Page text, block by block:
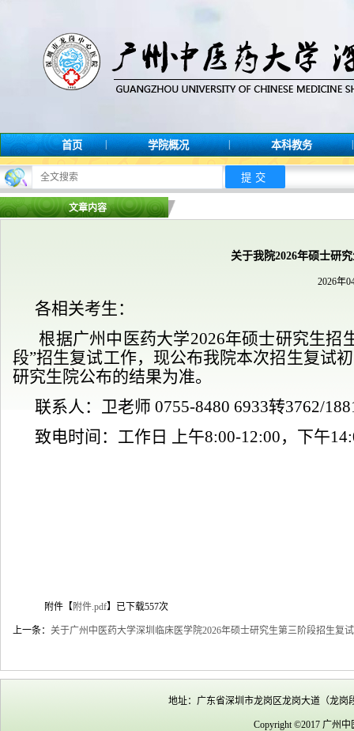
首页 | 学院概况 | 本科教务 |
文章内容
关于我院2026年硕士研
2026年
各相关考生：
根据广州中医药大学2026年硕士研究生招
段”招生复试工作，现公布我院本次招生复试
研究生院公布的结果为准。
联系人：卫老师 0755-8480 6933转3762/
致电时间：工作日
上午8:00-12:00， 下午
附件【附件.pdf】已下载557次
上一条： 关于广州中医药大学深圳临床医学院2026年硕士研究生第三阶段招生复
地址：广东省深圳市龙岗区龙岗大道（龙
Copyright ©2017 广州